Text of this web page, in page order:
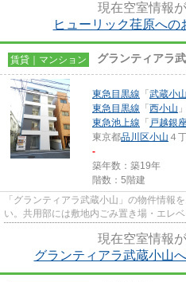
現在空室情報
ヒューリック荏原への
賃貸｜マンション グランティアラ
東急目黒線 「 武蔵小山
東急目黒線 「 西小山
東急池上線 「 戸越銀
東京都品川区小山 ４
-
築年数：築19年
階数：5階建
「グランティアラ武蔵小山」の物件情報
い。共用部には敷地内ごみ置き場・エレ
現在空室情報
グランティアラ武蔵小山